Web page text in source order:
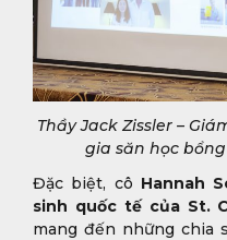
Thầy Jack Zissler –
gia săn học
Đặc biệt, cô Hannah
sinh quốc tế của St.
mang đến những chia